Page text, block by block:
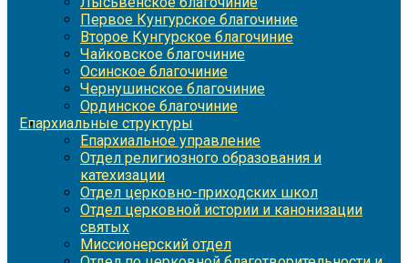
Первое Кунгурское благочиние
Второе Кунгурское благочиние
Чайковское благочиние
Осинское благочиние
Чернушинское благочиние
Ординское благочиние
Епархиальные структуры
Епархиальное управление
Отдел религиозного образования и
катехизации
Отдел церковно-приходских школ
Отдел церковной истории и канонизации
святых
Миссионерский отдел